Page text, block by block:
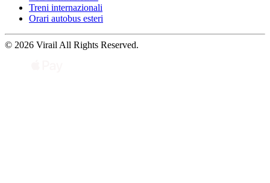
Treni internazionali
Orari autobus esteri
© 2026 Virail All Rights Reserved.